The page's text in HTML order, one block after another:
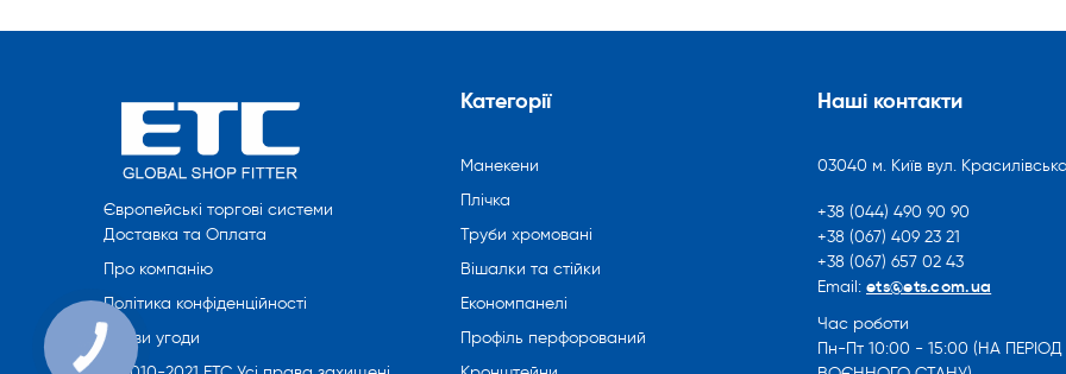
Європейські торгові системи
Доставка та Оплата
Про компанію
Політика конфіденційності
Умови угоди
Категорії
Манекени
Плічка
Труби хромовані
Вішалки та стійки
Економпанелі
Профіль перфорований
Наші контакти
03040 м. Київ вул.
+38 (044) 490 90 90
+38 (067) 409 23 21
+38 (067) 657 02 43
Email: ets@ets.com.ua
Час роботи
Пн-Пт 10:00 - 15:00 (НА ПЕРІОД